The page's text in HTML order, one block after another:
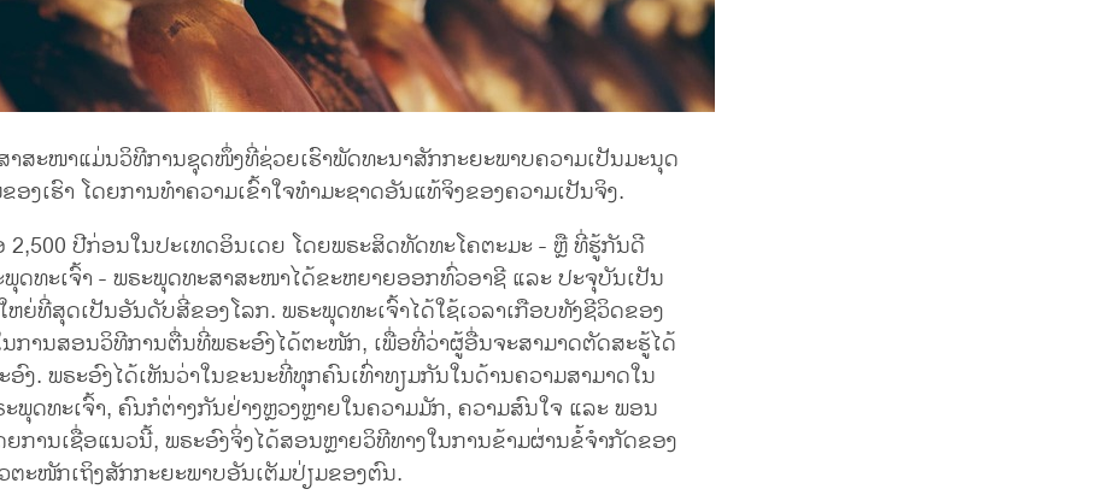
ສະໜາແມ່ນວິທີການຊຸດໜຶ່ງທີ່ຊ່ວຍເຮົາພັດທະນາສັກກະຍະພາບຄວາມເປັນມະນຸດ
ອງເຮົາ ໂດຍການທຳຄວາມເຂົ້າໃຈທຳມະຊາດອັນແທ້ຈິງຂອງຄວາມເປັນຈິງ.
2,500 ປີກ່ອນໃນປະເທດອິນເດຍ ໂດຍພຣະສິດທັດທະໂຄຕະມະ - ຫຼື ທີ່ຮູ້ກັນດີ
ດທະເຈົ້າ - ພຣະພຸດທະສາສະໜາໄດ້ຂະຫຍາຍອອກທົ່ວອາຊີ ແລະ ປະຈຸບັນເປັນ
ຍ່ທີ່ສຸດເປັນອັນດັບສີ່ຂອງໂລກ. ພຣະພຸດທະເຈົ້າໄດ້ໃຊ້ເວລາເກືອບທັງຊີວິດຂອງ
ການສອນວິທີການຕື່ນທີ່ພຣະອົງໄດ້ຕະໜັກ, ເພື່ອທີ່ວ່າຜູ້ອື່ນຈະສາມາດຕັດສະຮູ້ໄດ້
ງ. ພຣະອົງໄດ້ເຫັນວ່າໃນຂະນະທີ່ທຸກຄົນເທົ່າທຽມກັນໃນດ້ານຄວາມສາມາດໃນ
ພຸດທະເຈົ້າ, ຄົນກໍຕ່າງກັນຢ່າງຫຼວງຫຼາຍໃນຄວາມມັກ, ຄວາມສົນໃຈ ແລະ ພອນ
ການເຊື່ອແນວນີ້, ພຣະອົງຈິ່ງໄດ້ສອນຫຼາຍວິທີທາງໃນການຂ້າມຜ່ານຂໍ້ຈຳກັດຂອງ
ຕະໜັກເຖິງສັກກະຍະພາບອັນເຕັມປ່ຽມຂອງຕົນ.